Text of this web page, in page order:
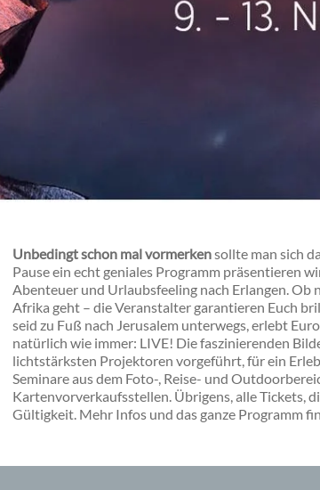
Unbedingt schon mal vormerkensollte man sich
Pause ein echt geniales Programm präsentieren
Abenteuer und Urlaubsfeeling nach Erlangen. Ob
Afrika geht – die Veranstalter garantieren Euch
seid zu Fuß nach Jerusalem unterwegs, erlebt
natürlich wie immer: LIVE! Die faszinierenden
lichtstärksten Projektoren vorgeführt, für ein
Seminare aus dem Foto-, Reise- und
Kartenvorverkaufsstellen. Übrigens, alle Tickets,
Gültigkeit. Mehr Infos und das ganze Programm